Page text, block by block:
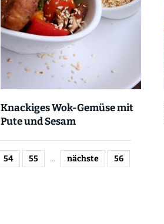
Knackiges Wok-Gemüse mit
Pute und Sesam
54 55 ... nächste 56